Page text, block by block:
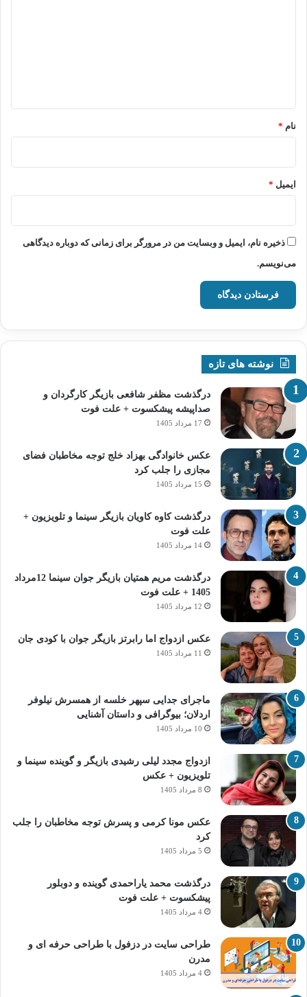
نام *
ایمیل *
ذخیره نام، ایمیل و وبسایت من در مرورگر برای زمانی که دوباره دیدگاهی
می‌نویسم.
نوشته های تازه
درگذشت مظفر شافعی بازیگر کارگردان و
صداپیشه پیشکسوت + علت فوت
17 مرداد 1405
عکس خانوادگی بهزاد خلج توجه مخاطبان فضای
مجازی را جلب کرد
15 مرداد 1405
درگذشت کاوه کاویان بازیگر سینما و تلویزیون +
علت فوت
14 مرداد 1405
درگذشت مریم همتیان بازیگر جوان سینما 12مرداد
1405 + علت فوت
12 مرداد 1405
عکس ازدواج اما رابرتز بازیگر جوان با کودی جان
11 مرداد 1405
ماجرای جدایی سپهر خلسه از همسرش نیلوفر
اردلان؛ بیوگرافی و داستان آشنایی
10 مرداد 1405
ازدواج مجدد لیلی رشیدی بازیگر و گوینده سینما و
تلویزیون + عکس
8 مرداد 1405
عکس مونا کرمی و پسرش توجه مخاطبان را جلب
کرد
5 مرداد 1405
درگذشت محمد یاراحمدی گوینده و دوبلور
پیشکسوت + علت فوت
4 مرداد 1405
طراحی سایت در دزفول با طراحی حرفه‌ ای و
مدرن
4 مرداد 1405